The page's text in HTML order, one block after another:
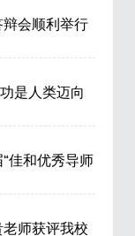
会顺利举行
是人类迈向
佳和优秀导师
师获评我校